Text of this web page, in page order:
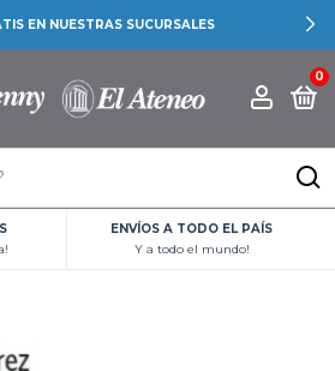
EN NUESTRAS SUCURSALES
0
ENVÍOS A TODO EL PAÍS
Y a todo el mundo!